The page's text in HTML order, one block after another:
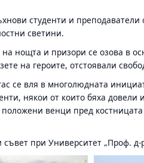
студенти и
светини.
на нощта и призори се озова
на героите, отстоявали
се вля в многолюдната
някои от които бяха
венци пред
при Университет „Проф. д-